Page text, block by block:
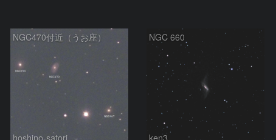
NGC470付近（うお座）
hoshino-satori
NGC 660
ken3